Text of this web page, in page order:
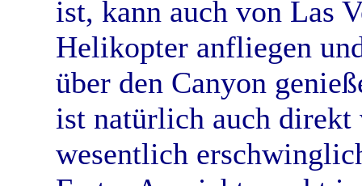
ist, kann auch von Las
Helikopter anfliegen
über den Canyon
ist natürlich auch
wesentlich